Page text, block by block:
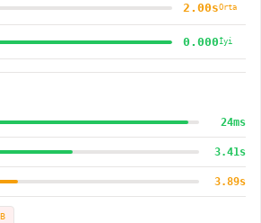
2.00sOrta
0.000İyi
24ms
3.41s
3.89s